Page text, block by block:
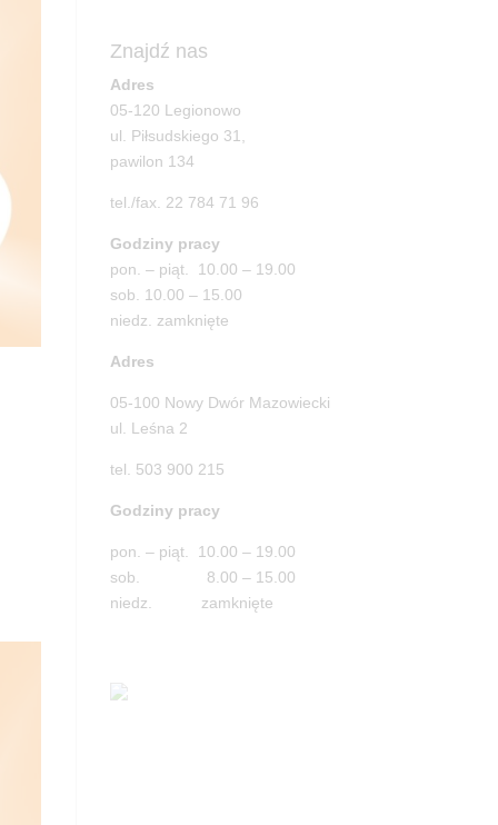
Znajdź nas
Adres
05-120 Legionowo
ul. Piłsudskiego 31,
pawilon 134
tel./fax. 22 784 71 96
Godziny pracy
pon. – piąt. 10.00 – 19.00
sob. 10.00 – 15.00
niedz. zamknięte
Adres
05-100 Nowy Dwór Mazowiecki
ul. Leśna 2
tel. 503 900 215
Godziny pracy
pon. – piąt. 10.00 – 19.00
sob. 8.00 – 15.00
niedz. zamknięte